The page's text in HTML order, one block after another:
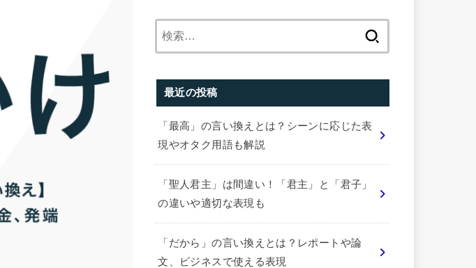
最近の投稿
「最高」の言い換えとは？シーンに応じた表
現やオタク用語も解説
「聖人君主」は間違い！「君主」と「君子」
の違いや適切な表現も
「だから」の言い換えとは？レポートや論
文、ビジネスで使える表現